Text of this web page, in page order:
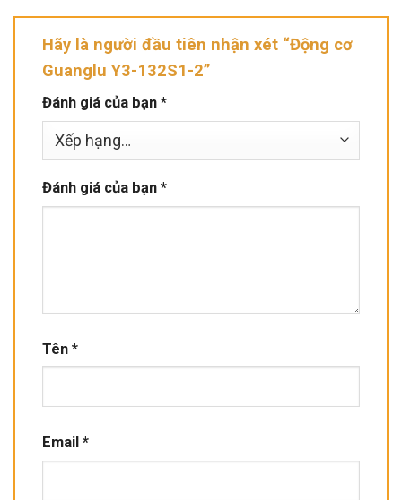
Hãy là người đầu tiên nhận xét “Động cơ
Guanglu Y3-132S1-2”
Đánh giá của bạn *
Đánh giá của bạn *
Tên *
Email *